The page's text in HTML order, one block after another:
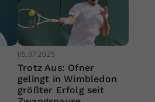
05.07.2025
Trotz Aus: Ofner
gelingt in Wimbledon
größter Erfolg seit